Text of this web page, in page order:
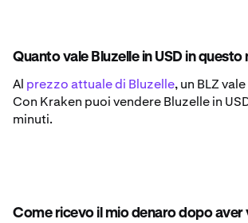
Quanto vale Bluzelle in USD in
Al prezzo attuale di Bluzelle, un BLZ
Con Kraken puoi vendere Bluzelle in
minuti.
Come ricevo il mio denaro dopo aver